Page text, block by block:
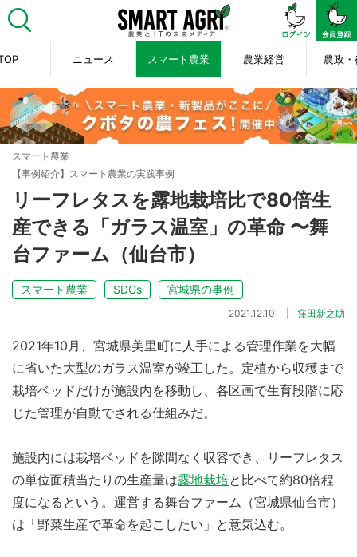
ニュース スマート農業 農業経営 農政・
スマート農業
【事例紹介】スマート農業の実践事例
リーフレタスを露地栽培比で80倍生
産できる「ガラス温室」の革命 〜舞
台ファーム（仙台市）
スマート農業 SDGs 宮城県の事例
2021.12.10 窪田新之助
2021年10月、宮城県美里町に人手による管理作業を大幅
に省いた大型のガラス温室が竣工した。定植から収穫まで
栽培ベッドだけが施設内を移動し、各区画で生育段階に応
じた管理が自動でされる仕組みだ。
施設内には栽培ベッドを隙間なく収容でき、リーフレタス
の単位面積当たりの生産量は露地栽培と比べて約80倍程
度になるという。運営する舞台ファーム（宮城県仙台市）
は「野菜生産で革命を起こしたい」と意気込む。